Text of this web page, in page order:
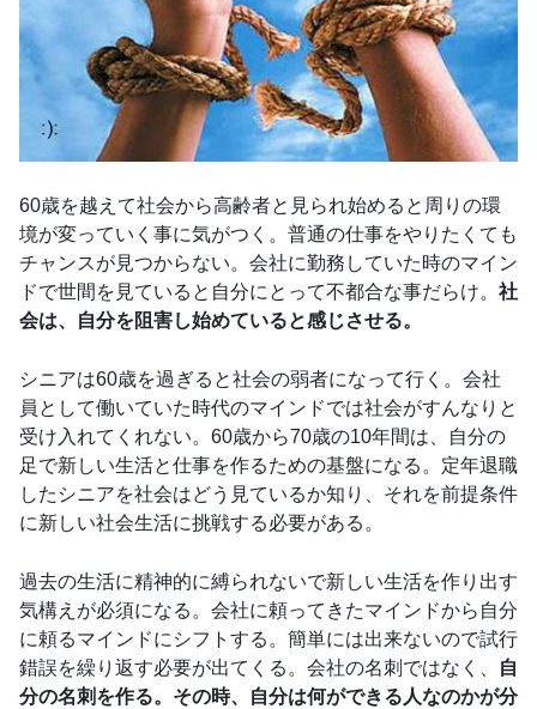
60歳を越えて社会から高齢者と見られ始めると周りの環
境が変っていく事に気がつく。普通の仕事をやりたくても
チャンスが見つからない。会社に勤務していた時のマイン
ドで世間を見ていると自分にとって不都合な事だらけ。 社
会は、自分を阻害し始めていると感じさせる。
シニアは60歳を過ぎると社会の弱者になって行く。会社
員として働いていた時代のマインドでは社会がすんなりと
受け入れてくれない。60歳から70歳の10年間は、自分の
足で新しい生活と仕事を作るための基盤になる。定年退職
したシニアを社会はどう見ているか知り、それを前提条件
に新しい社会生活に挑戦する必要がある。
過去の生活に精神的に縛られないで新しい生活を作り出す
気構えが必須になる。会社に頼ってきたマインドから自分
に頼るマインドにシフトする。簡単には出来ないので試行
錯誤を繰り返す必要が出てくる。会社の名刺ではなく、
自
分の名刺を作る。その時、自分は何ができる人なのかが分